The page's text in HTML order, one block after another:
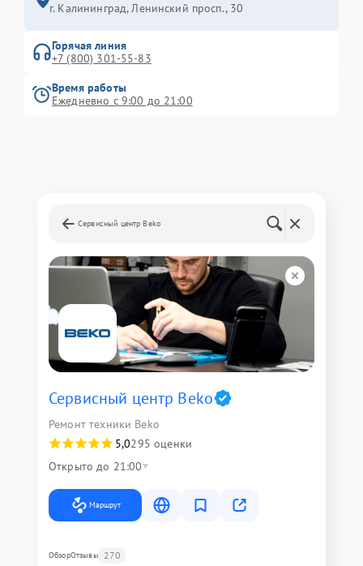
г. Калининград, Ленинский просп., 30
Горячая линия
+7 (800) 301-55-83
Время работы
Ежедневно с 9:00 до 21:00
Сервисный центр Beko
Сервисный центр Beko
Ремонт техники Beko
5,0295 оценки
Открыто до 21:00
Маршрут
ОбзорОтзывы 270